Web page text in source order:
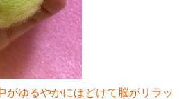
がゆるやかにほどけて脳がリラッ